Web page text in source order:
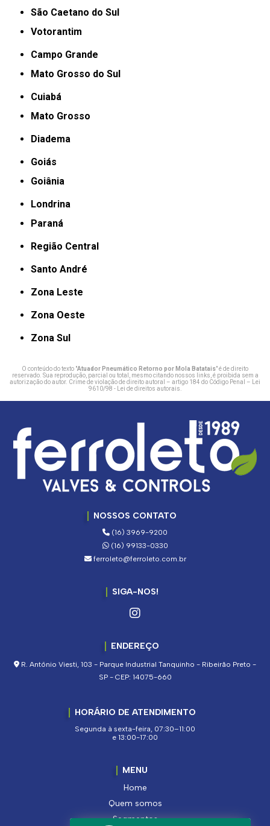
São Caetano do Sul
Votorantim
Campo Grande
Mato Grosso do Sul
Cuiabá
Mato Grosso
Diadema
Goiás
Goiânia
Londrina
Paraná
Região Central
Santo André
Zona Leste
Zona Oeste
Zona Sul
O conteúdo do texto "Atuador Pneumático Retorno por Mola Batatais" é de direito
reservado. Sua reprodução, parcial ou total, mesmo citando nossos links, é proibida sem a
autorização do autor. Crime de violação de direito autoral – artigo 184 do Código Penal – Lei
9610/98 - Lei de direitos autorais.
NOSSOS CONTATO
(16) 3969-9200
(16) 99133-0330
ferroleto@ferroleto.com.br
SIGA-NOS!
ENDEREÇO
R. Antônio Viesti, 103 - Parque Industrial Tanquinho - Ribeirão Preto -
SP - CEP: 14075-660
HORÁRIO DE ATENDIMENTO
Segunda à sexta-feira, 07:30–11:00
e 13:00-17:00
MENU
Home
Quem somos
Segmentos